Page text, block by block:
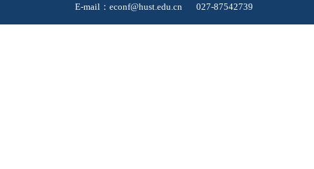
E-mail：econf@hust.edu.cn
027-87542739